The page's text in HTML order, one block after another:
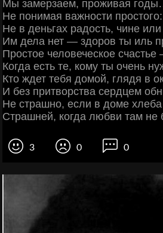
Мы замерзаем, проживая
Не понимая важности простого:
Не в деньгах радость, чине
Им дела нет — здоров ты иль
Простое человеческое
Когда есть те, кому ты очень
Кто ждет тебя домой, глядя в
И без притворства сердцем
Не страшно, если в доме
Страшней, когда любви там не
3 0 0